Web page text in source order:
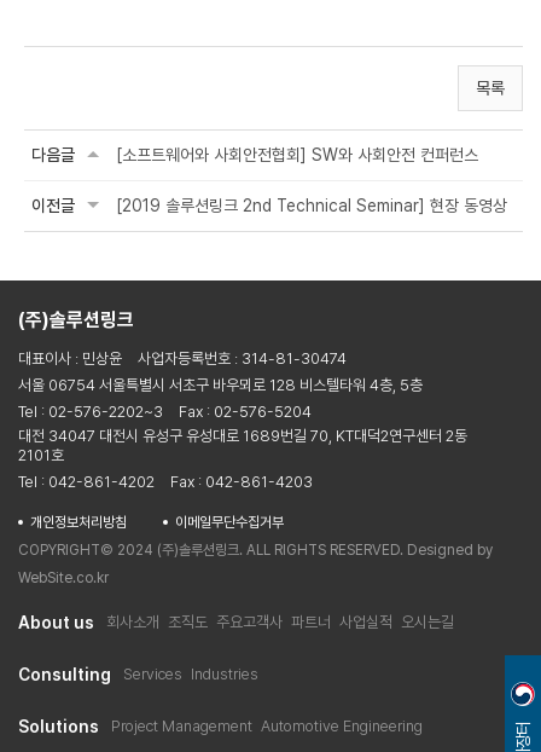
목록
다음글 [소프트웨어와 사회안전협회] SW와 사회안전 컨퍼런스
이전글 [2019 솔루션링크 2nd Technical Seminar] 현장 동영상
(주)솔루션링크
대표이사 : 민상윤
사업자등록번호 : 314-81-30474
서울 06754 서울특별시 서초구 바우뫼로 128 비스텔타워 4층, 5층
Tel : 02-576-2202~3
Fax : 02-576-5204
대전 34047 대전시 유성구 유성대로 1689번길 70, KT대덕2연구센터 2동
2101호
Tel : 042-861-4202
Fax : 042-861-4203
개인정보처리방침
이메일무단수집거부
COPYRIGHT© 2024 (주)솔루션링크. ALL RIGHTS RESERVED. Designed by
WebSite.co.kr
About us 회사소개 조직도 주요고객사 파트너 사업실적 오시는길
Consulting Services Industries
Solutions Project Management Automotive Engineering